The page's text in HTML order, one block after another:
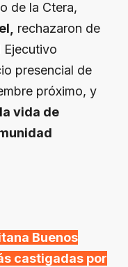
de la Ctera,
rechazaron de
Ejecutivo
presencial de
próximo, y
vida de
Buenos
castigadas por